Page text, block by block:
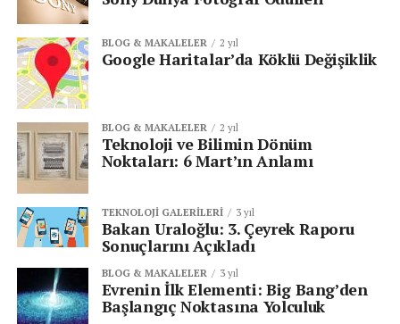
BLOG & MAKALELER 2 yıl
Google Haritalar’da Köklü Değişiklik
BLOG & MAKALELER 2 yıl
Teknoloji ve Bilimin Dönüm
Noktaları: 6 Mart’ın Anlamı
TEKNOLOJI GALERILERI 3 yıl
Bakan Uraloğlu: 3. Çeyrek Raporu
Sonuçlarını Açıkladı
BLOG & MAKALELER 3 yıl
Evrenin İlk Elementi: Big Bang’den
Başlangıç Noktasına Yolculuk